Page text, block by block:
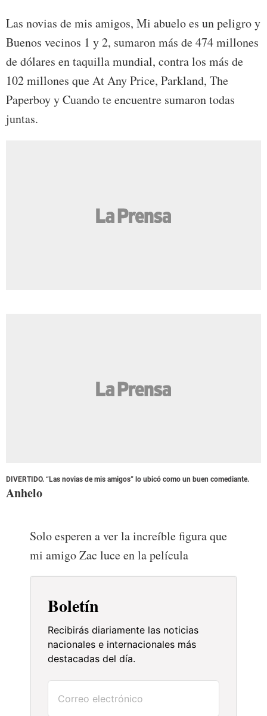
Las novias de mis amigos, Mi abuelo es un peligro y
Buenos vecinos 1 y 2, sumaron más de 474 millones
de dólares en taquilla mundial, contra los más de
102 millones que At Any Price, Parkland, The
Paperboy y Cuando te encuentre sumaron todas
juntas.
DIVERTIDO. “Las novias de mis amigos” lo ubicó como un buen comediante.
Anhelo
Solo esperen a ver la increíble figura que
mi amigo Zac luce en la película
Boletín
Recibirás diariamente las noticias
nacionales e internacionales más
destacadas del día.